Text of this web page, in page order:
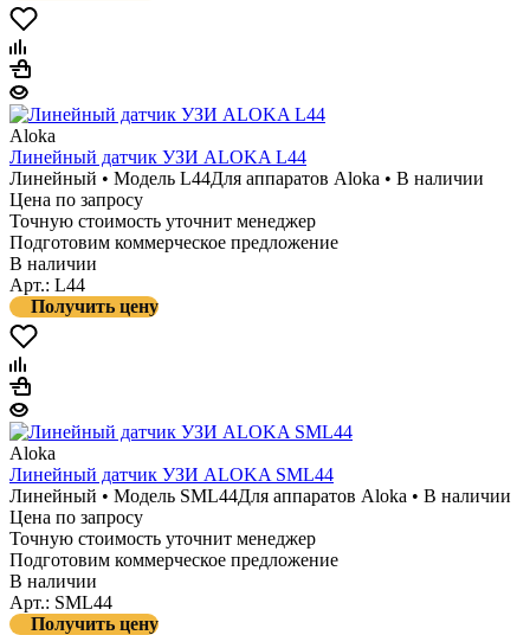
Aloka
Линейный датчик УЗИ ALOKA L44
Линейный • Модель L44Для аппаратов Aloka • В наличии
Цена по запросу
Точную стоимость уточнит менеджер
Подготовим коммерческое предложение
В наличии
Арт.: L44
Получить цену
Aloka
Линейный датчик УЗИ ALOKA SML44
Линейный • Модель SML44Для аппаратов Aloka • В наличии
Цена по запросу
Точную стоимость уточнит менеджер
Подготовим коммерческое предложение
В наличии
Арт.: SML44
Получить цену